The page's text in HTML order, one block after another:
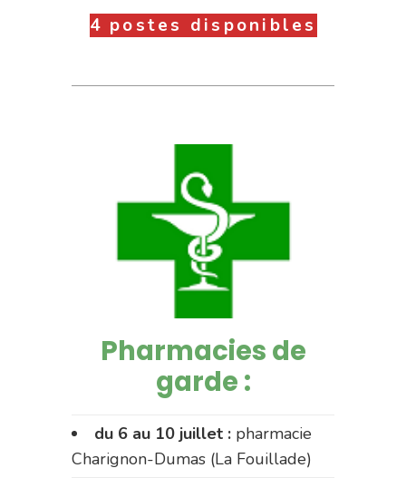
4 postes disponibles
Pharmacies de
garde :
du 6 au 10 juillet : pharmacie
Charignon-Dumas (La Fouillade)